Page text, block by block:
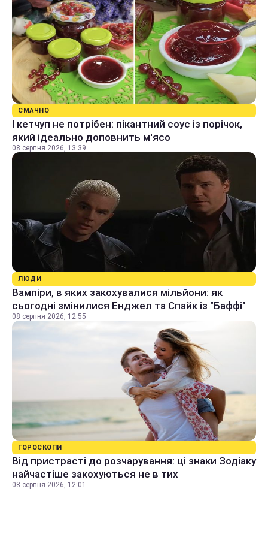
СМАЧНО
І кетчуп не потрібен: пікантний соус із порічок,
який ідеально доповнить м'ясо
08 серпня 2026, 13:39
ЛЮДИ
Вампіри, в яких закохувалися мільйони: як
сьогодні змінилися Енджел та Спайк із "Баффі"
08 серпня 2026, 12:55
ГОРОСКОПИ
Від пристрасті до розчарування: ці знаки Зодіаку
найчастіше закохуються не в тих
08 серпня 2026, 12:01